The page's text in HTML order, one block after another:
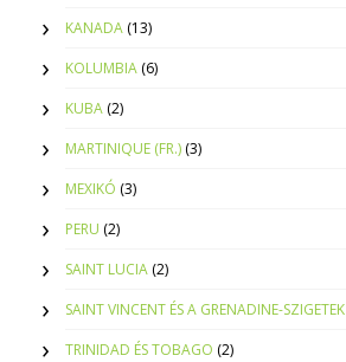
KANADA (13)
KOLUMBIA (6)
KUBA (2)
MARTINIQUE (FR.) (3)
MEXIKÓ (3)
PERU (2)
SAINT LUCIA (2)
SAINT VINCENT ÉS A GRENADINE-SZIGETEK
TRINIDAD ÉS TOBAGO (2)